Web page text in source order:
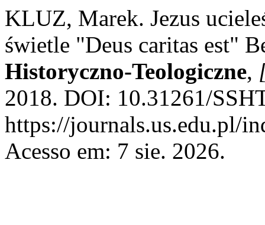
KLUZ, Marek. Jezus
świetle "Deus caritas est"
Historyczno-Teologiczne,
2018. DOI: 10.31261/
https://journals.us.edu.pl/
Acesso em: 7 sie. 2026.